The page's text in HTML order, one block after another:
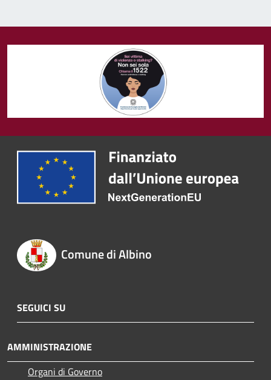
Comune di Albino
SEGUICI SU
AMMINISTRAZIONE
Organi di Governo